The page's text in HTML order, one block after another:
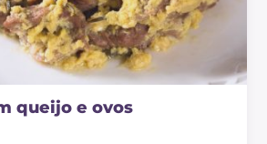
queijo e ovos